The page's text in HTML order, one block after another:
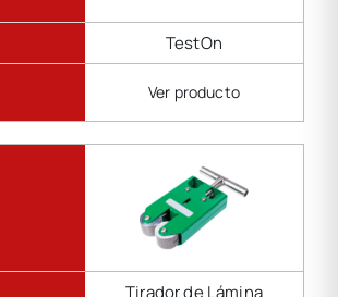
TestOn
Ver producto
Tirador de Lámina